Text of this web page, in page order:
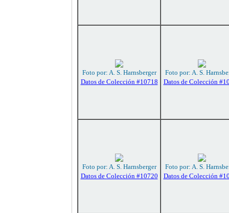
Foto por: A. S. Harnsberger
Datos de Colección #10718
Foto por: A. S.
Datos de Colección
Foto por: A. S. Harnsberger
Datos de Colección #10720
Foto por: A. S.
Datos de Colección